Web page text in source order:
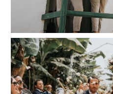
Eva y Fernando | Boda en
Read More...